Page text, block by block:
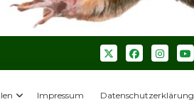
Impressum Datenschutzerklärung